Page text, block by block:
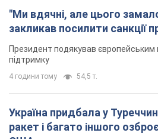
"Ми вдячні, але цього
закликав посилити санкції
Президент подякував європейським
підтримку
4 години тому 54,5 т.
Україна придбала у
ракет і багато іншого